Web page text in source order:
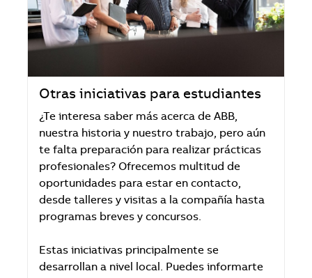
Otras iniciativas para estudiantes
¿Te interesa saber más acerca de ABB,
nuestra historia y nuestro trabajo, pero aún
te falta preparación para realizar prácticas
profesionales? Ofrecemos multitud de
oportunidades para estar en contacto,
desde talleres y visitas a la compañía hasta
programas breves y concursos.
Estas iniciativas principalmente se
desarrollan a nivel local. Puedes informarte